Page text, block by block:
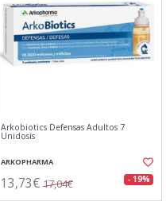
Arkobiotics Defensas Adultos 7
Unidosis
ARKOPHARMA
13,73€ 17,04€ - 19%